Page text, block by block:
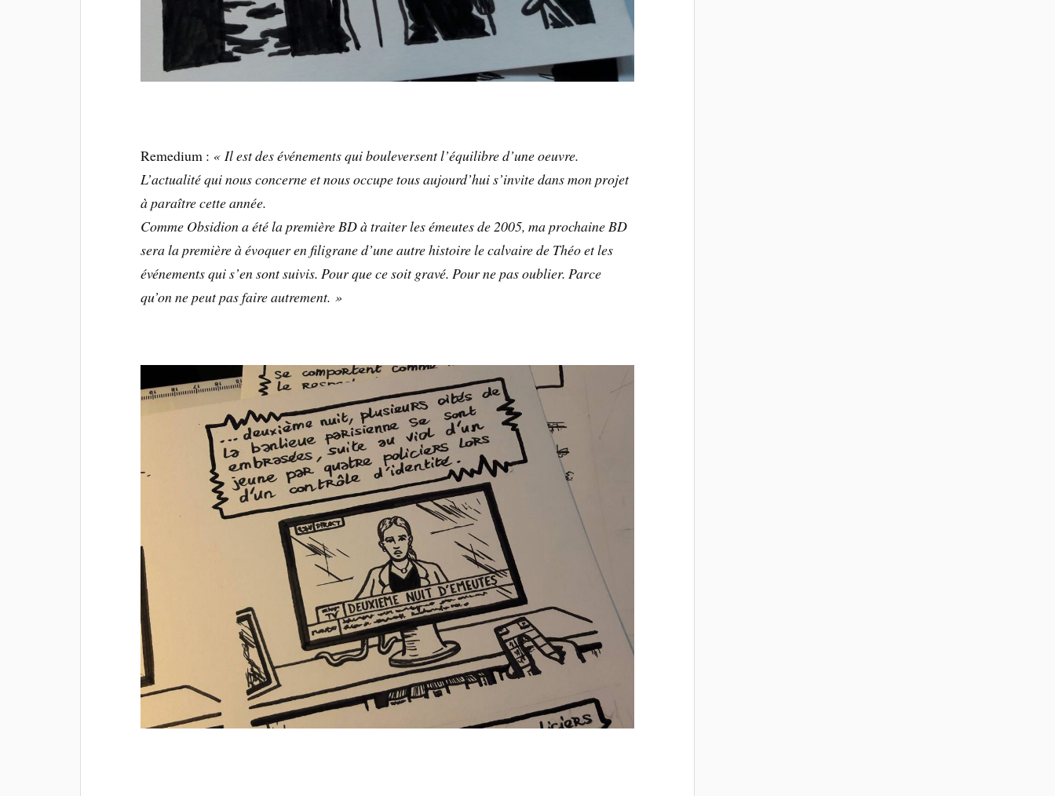
Remedium : « Il est des événements qui bouleversent l’équilibre d’une oeuvre.
L’actualité qui nous concerne et nous occupe tous aujourd’hui s’invite dans mon projet
à paraître cette année.
Comme Obsidion a été la première BD à traiter les émeutes de 2005, ma prochaine BD
sera la première à évoquer en filigrane d’une autre histoire le calvaire de Théo et les
événements qui s’en sont suivis. Pour que ce soit gravé. Pour ne pas oublier. Parce
qu’on ne peut pas faire autrement. »